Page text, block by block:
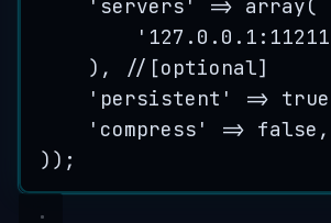
' servers ' => array(
' 127.0.0.1:11211
),
//[optional]
' persistent ' => true
' compress ' => false ,
));